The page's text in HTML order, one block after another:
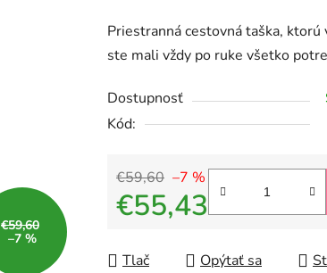
Priestranná cestovná taška,
ste mali vždy po ruke všetko
Dostupnosť
Kód:
€59,60 –7 %
€55,43
Tlač Opýtať sa
€59,60
–7 %